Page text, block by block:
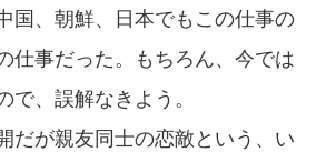
国、朝鮮、日本でもこの仕事の
仕事だった。もちろん、今では
で、誤解なきよう。
だが親友同士の恋敵という、い